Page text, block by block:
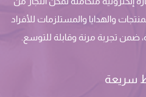
والهدايا والمستلزمات للأفراد
ضمن تجربة مرنة وقابلة للتوسع.
سريعة